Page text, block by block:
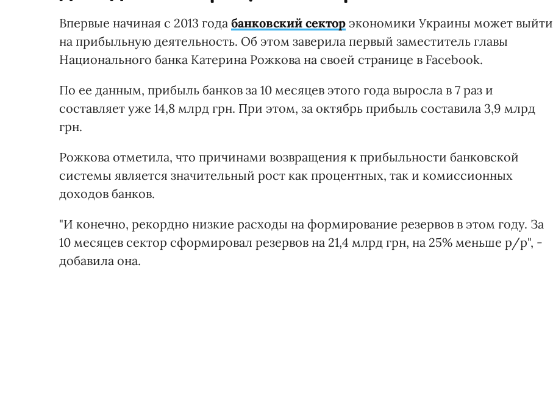
Впервые начиная с 2013 года банковский сектор экономики Украины может выйти
на прибыльную деятельность. Об этом заверила первый заместитель главы
Национального банка Катерина Рожкова на своей странице в Facebook.
По ее данным, прибыль банков за 10 месяцев этого года выросла в 7 раз и
составляет уже 14,8 млрд грн. При этом, за октябрь прибыль составила 3,9 млрд
грн.
Рожкова отметила, что причинами возвращения к прибыльности банковской
системы является значительный рост как процентных, так и комиссионных
доходов банков.
"И конечно, рекордно низкие расходы на формирование резервов в этом году. За
10 месяцев сектор сформировал резервов на 21,4 млрд грн, на 25% меньше р/р", -
добавила она.